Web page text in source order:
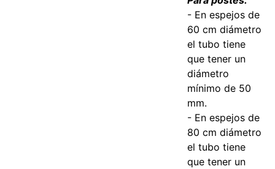
- En espejos de
60 cm diámetro
el tubo tiene
que tener un
diámetro
mínimo de 50
mm.
- En espejos de
80 cm diámetro
el tubo tiene
que tener un